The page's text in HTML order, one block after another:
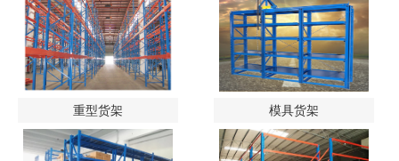
重型货架 模具货架